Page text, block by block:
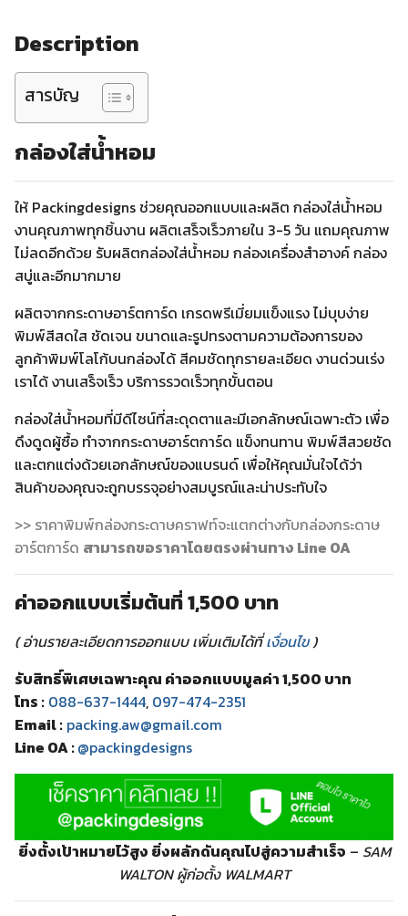
Description
สารบัญ
กล่องใส่น้ำหอม
ให้ Packingdesigns ช่วยคุณออกแบบและผลิต กล่องใส่น้ำหอม
งานคุณภาพทุกชิ้นงาน ผลิตเสร็จเร็วภายใน 3-5 วัน แถมคุณภาพ
ไม่ลดอีกด้วย รับผลิตกล่องใส่น้ำหอม กล่องเครื่องสำอางค์ กล่อง
สบู่และอีกมากมาย
ผลิตจากกระดาษอาร์ตการ์ด เกรดพรีเมี่ยมแข็งแรง ไม่บุบง่าย
พิมพ์สีสดใส ชัดเจน ขนาดและรูปทรงตามความต้องการของ
ลูกค้าพิมพ์โลโก้บนกล่องได้ สีคมชัดทุกรายละเอียด งานด่วนเร่ง
เราได้ งานเสร็จเร็ว บริการรวดเร็วทุกขั้นตอน
กล่องใส่น้ำหอมที่มีดีไซน์ที่สะดุดตาและมีเอกลักษณ์เฉพาะตัว เพื่อ
ดึงดูดผู้ซื้อ ทำจากกระดาษอาร์ตการ์ด แข็งทนทาน พิมพ์สีสวยชัด
และตกแต่งด้วยเอกลักษณ์ของแบรนด์ เพื่อให้คุณมั่นใจได้ว่า
สินค้าของคุณจะถูกบรรจุอย่างสมบูรณ์และน่าประทับใจ
>> ราคาพิมพ์กล่องกระดาษคราฟท์จะแตกต่างกับกล่องกระดาษ
อาร์ตการ์ด สามารถขอราคาโดยตรงผ่านทาง Line OA
ค่าออกแบบเริ่มต้นที่ 1,500 บาท
( อ่านรายละเอียดการออกแบบ เพิ่มเติมได้ที่เงื่อนไข)
รับสิทธิ์พิเศษเฉพาะคุณ ค่าออกแบบมูลค่า 1,500 บาท
โทร : 088-637-1444, 097-474-2351
Email : packing.aw@gmail.com
Line OA :@packingdesigns
ยิ่งตั้งเป้าหมายไว้สูง ยิ่งผลักดันคุณไปสู่ความสำเร็จ – SAM
WALTON ผู้ก่อตั้ง WALMART